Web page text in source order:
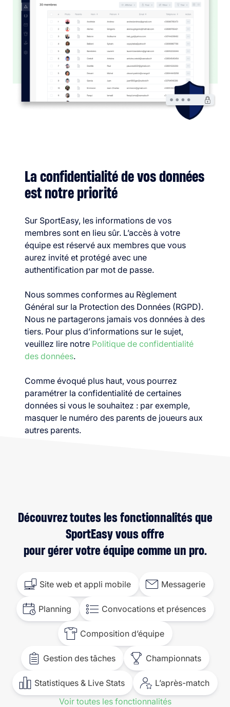
La confidentialité de vos données
est notre priorité
Sur SportEasy, les informations de vos
membres sont en lieu sûr. L’accès à votre
équipe est réservé aux membres que vous
aurez invité et protégé avec une
authentification par mot de passe.
Nous sommes conformes au Règlement
Général sur la Protection des Données (RGPD).
Nous ne partagerons jamais vos données à des
tiers. Pour plus d’informations sur le sujet,
veuillez lire notre Politique de confidentialité
des données.
Comme évoqué plus haut, vous pourrez
paramétrer la confidentialité de certaines
données si vous le souhaitez : par exemple,
masquer le numéro des parents de joueurs aux
autres parents.
Découvrez toutes les fonctionnalités que
SportEasy vous offre
pour gérer votre équipe comme un pro.
Site web et appli mobile Messagerie
Planning Convocations et présences
Composition d’équipe
Gestion des tâches Championnats
Statistiques & Live Stats
L’après-match
Voir toutes les fonctionnalités